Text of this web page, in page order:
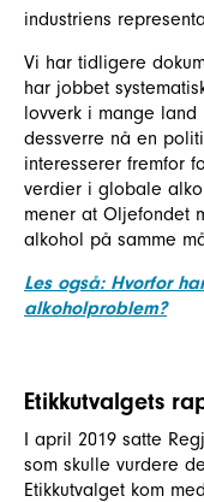
industriens
Vi har tidligere
har jobbet
lovverk i mange
dessverre nå en
interesserer fremfor
verdier i globale
mener at Oljefondet
alkohol på samme
Les også: Hvorfor
alkoholproblem?
Etikkutvalgets
I april 2019 satte
som skulle vurdere
Etikkutvalget kom